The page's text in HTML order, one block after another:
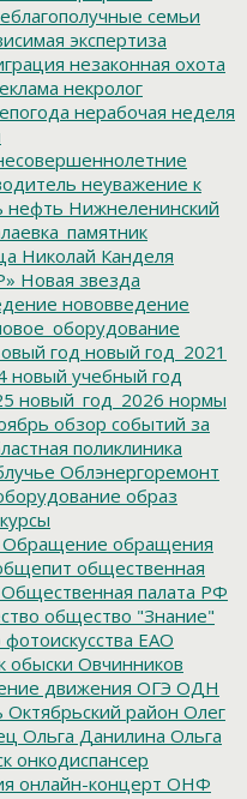
семьи
экспертиза
незаконная охота
некролог
нерабочая неделя
неуважение к
нефть Нижнеленинский
Николай Канделя
Новая звезда
нововведение
год новый год_2021
новый учебный год
новый_год_2026 нормы
обзор событий за
поликлиника
Облэнергоремонт
образ
Обращение обращения
общественная
Общественная палата РФ
общество "Знание"
ЕАО
обыски Овчинников
движения ОГЭ ОДН
Октябрьский район Олег
Ольга Данилина Ольга
онкодиспансер
онлайн-концерт ОНФ